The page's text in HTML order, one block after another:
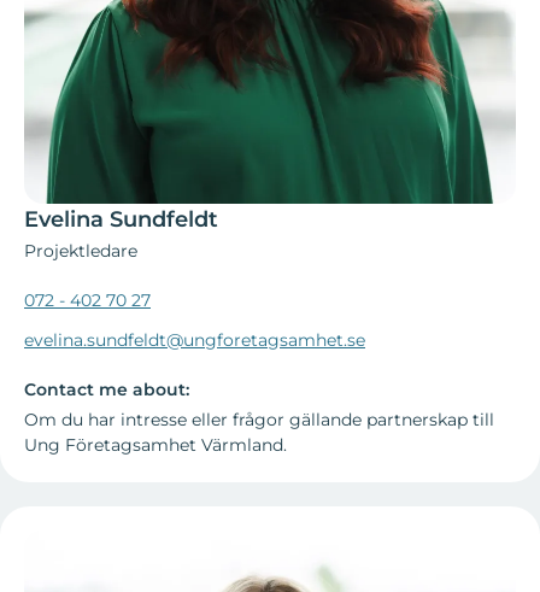
Evelina Sundfeldt
Projektledare
072 - 402 70 27
evelina.sundfeldt@ungforetagsamhet.se
Contact me about:
Om du har intresse eller frågor gällande partnerskap till
Ung Företagsamhet Värmland.